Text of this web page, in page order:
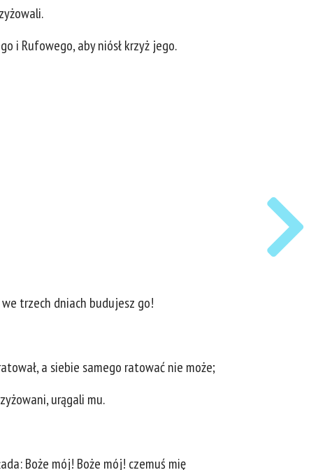
i Rufowego, aby niósł krzyż jego.
trzech dniach budujesz go!
a siebie samego ratować nie może;
urągali mu.
Boże mój! Boże mój! czemuś mię